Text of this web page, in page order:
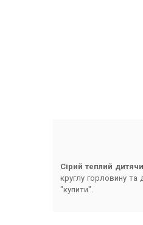
Сірий теплий
круглу горловину та
"купити".